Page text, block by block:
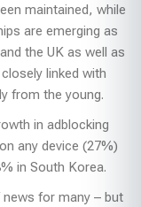
maintained, while
are emerging as
the UK as well as
linked with
from the young.
in adblocking
any device (27%)
in South Korea.
for many – but